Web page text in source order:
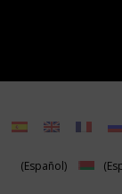
(Español)